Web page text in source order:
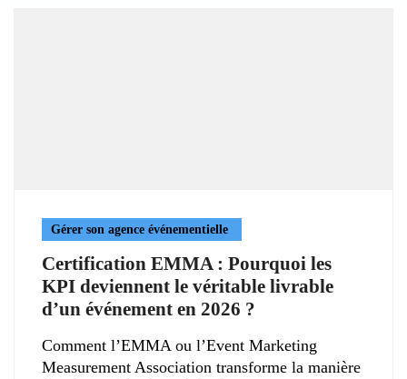
Gérer son agence événementielle
Certification EMMA : Pourquoi les
KPI deviennent le véritable livrable
d’un événement en 2026 ?
Comment l’EMMA ou l’Event Marketing
Measurement Association transforme la manière